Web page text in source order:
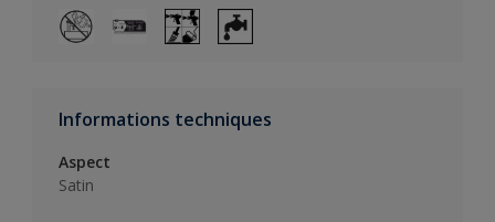
Informations techniques
Aspect
Satin